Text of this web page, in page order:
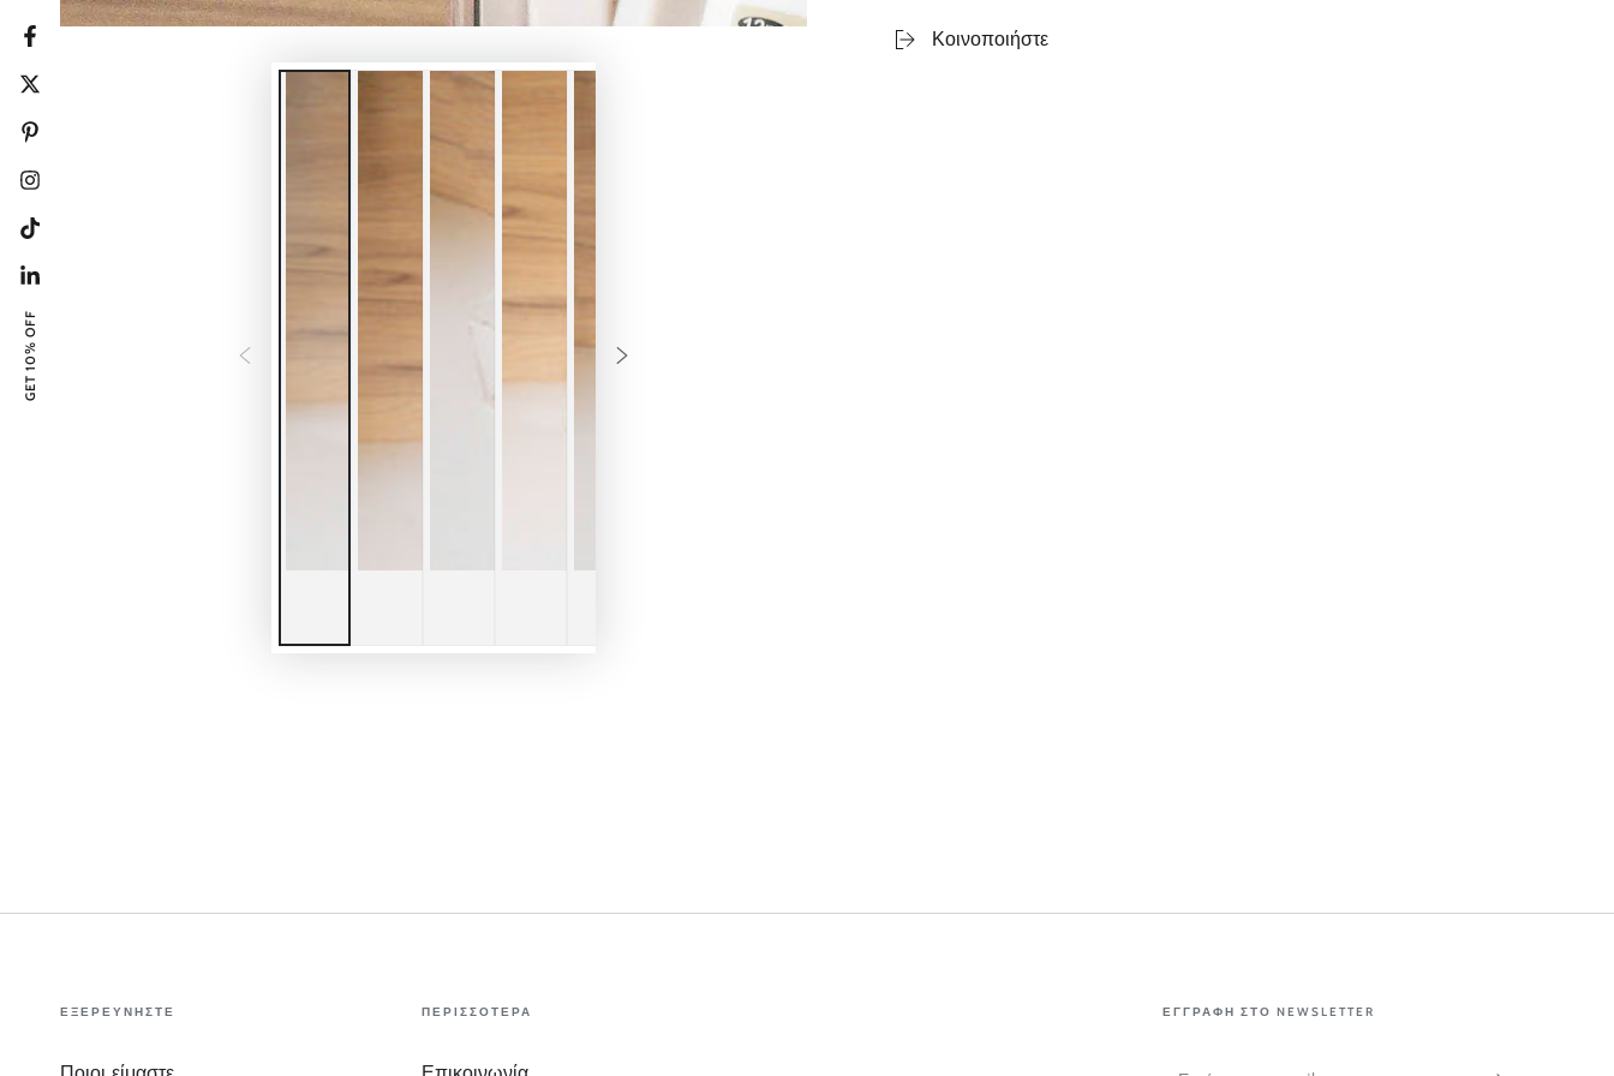
Κοινοποιήστε
ΕΞΕΡΕΥΝΗΣΤΕ ΠΕΡΙΣΣΟΤΕΡΑ ΕΓΓΡΑΦΗ ΣΤΟ NEWSLETTER
Facebook
Twitter
Pinterest
Instagram
Tiktok
Linkedin
GET 10% OFF